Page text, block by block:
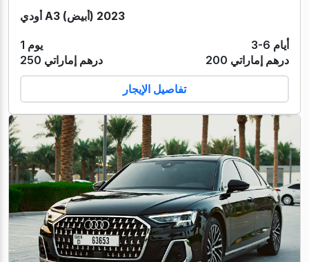
أودي A3 (أبيض) 2023
1 يوم
3-6 أيام
250 درهم إماراتي
200 درهم إماراتي
تفاصيل الإيجار